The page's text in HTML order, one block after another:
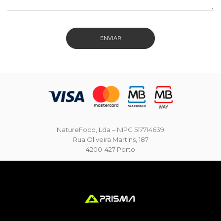
NatureFoco, Lda – NIPC 517714639
Rua Oliveira Martins, 187
4200-427 Porto